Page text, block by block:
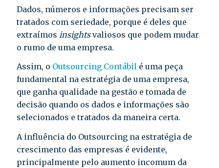
Dados, números e informações precisam ser
tratados com seriedade, porque é deles que
extraímos insightsvaliosos que podem mudar
o rumo de uma empresa.
Assim, o Outsourcing Contábilé uma peça
fundamental na estratégia de uma empresa,
que ganha qualidade na gestão e tomada de
decisão quando os dados e informações são
selecionados e tratados da maneira certa.
A influência do Outsourcing na estratégia de
crescimento das empresas é evidente,
principalmente pelo aumento incomum da